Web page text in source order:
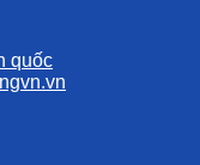
quốc